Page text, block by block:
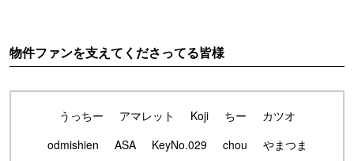
物件ファンを支えてくださってる皆様
うっちー アマレット Koji ちー
カツオ
odmishien
ASA KeyNo.029 chou
やまつま